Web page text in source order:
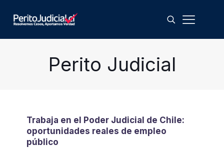
Perito Judicial
Trabaja en el Poder Judicial de Chile:
oportunidades reales de empleo
público